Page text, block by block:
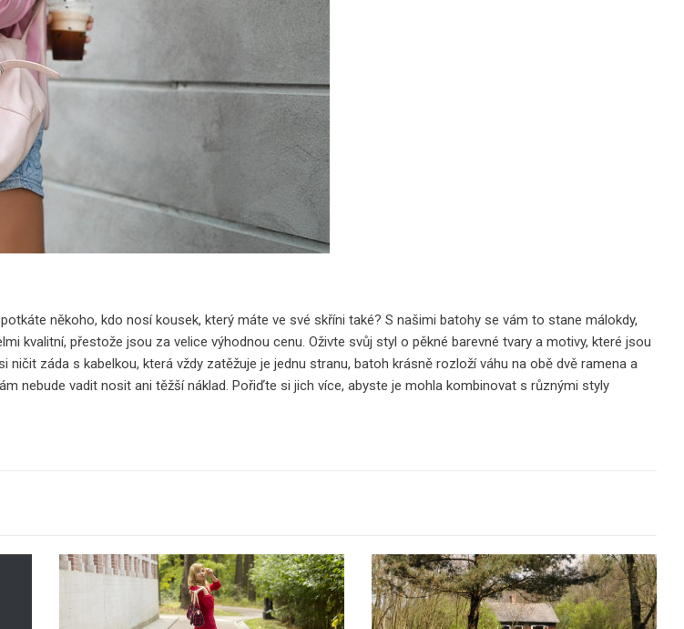
někoho, kdo nosí kousek, který máte ve své skříni také? S našimi batohy se vám to stane málokdy,
kvalitní, přestože jsou za velice výhodnou cenu. Oživte svůj styl o pěkné barevné tvary a motivy, které jsou
ničit záda s kabelkou, která vždy zatěžuje je jednu stranu, batoh krásně rozloží váhu na obě dvě ramena a
nebude vadit nosit ani těžší náklad. Pořiďte si jich více, abyste je mohla kombinovat s různými styly